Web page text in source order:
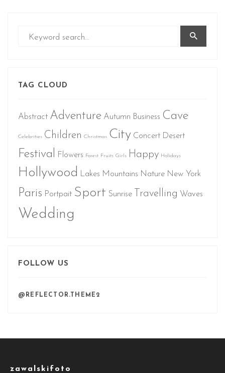
TAG CLOUD
Abstract Adventure Autumn Business Cave
Celebrities Children Christmas City Concert Desert
Festival Flowers Forest Fruits Girls Happy Holidays
Hollywood Lakes Mountains Nature New York
Paris Portpait Sport Sunrise Travelling Waves
Wedding
FOLLOW US
@REFLECTOR.THEME2
zawalskifoto